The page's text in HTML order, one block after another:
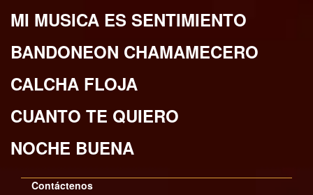
MI MUSICA ES SENTIMIENTO
BANDONEON CHAMAMECERO
CALCHA FLOJA
CUANTO TE QUIERO
NOCHE BUENA
Contáctenos